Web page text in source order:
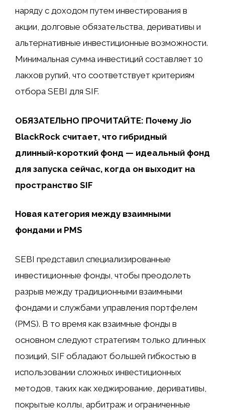
наряду с доходом путем инвестирования в
акции, долговые обязательства, деривативы и
альтернативные инвестиционные возможности.
Минимальная сумма инвестиций составляет 10
лакхов рупий, что соответствует критериям
отбора SEBI для SIF.
ОБЯЗАТЕЛЬНО ПРОЧИТАЙТЕ: Почему Jio
BlackRock считает, что гибридный
длинный-короткий фонд — идеальный фонд
для запуска сейчас, когда он выходит на
пространство SIF
Новая категория между взаимными
фондами и PMS
SEBI представил специализированные
инвестиционные фонды, чтобы преодолеть
разрыв между традиционными взаимными
фондами и службами управления портфелем
(PMS). В то время как взаимные фонды в
основном следуют стратегиям только длинных
позиций, SIF обладают большей гибкостью в
использовании сложных инвестиционных
методов, таких как хеджирование, деривативы,
покрытые коллы, арбитраж и ограниченные